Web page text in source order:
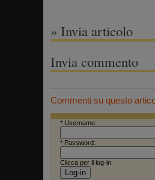
» Invia articolo
Invia commento
Commenti su questo
* Username:
* Password:
Clicca per il log-in